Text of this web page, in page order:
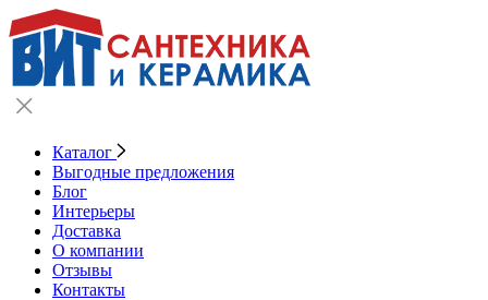
Каталог
Выгодные предложения
Блог
Интерьеры
Доставка
О компании
Отзывы
Контакты